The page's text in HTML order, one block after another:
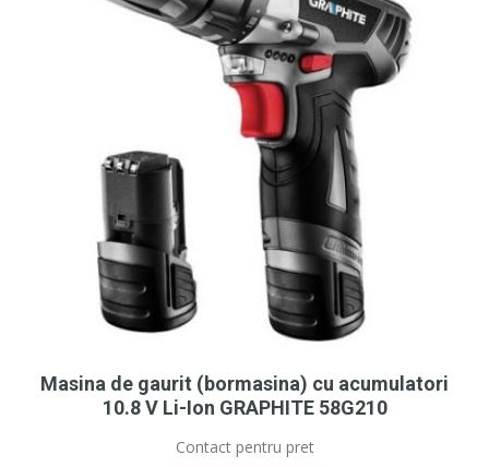
Masina de gaurit (bormasina) cu acumulatori
10.8 V Li-Ion GRAPHITE 58G210
Contact pentru pret